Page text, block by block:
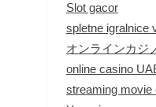
Slot gacor
spletne igralnice
オンラインカジ
online casino
streaming movie